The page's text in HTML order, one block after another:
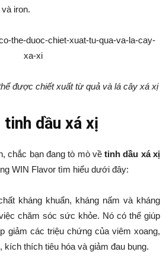
iron.
được chiết xuất từ quả và lá cây xá xị
dầu xá xị
chắc bạn đang tò mò vềtinh dầu xá xị
WIN Flavor tìm hiểu dưới đây:
kháng khuẩn, kháng nấm và kháng
chăm sóc sức khỏe. Nó có thể giúp
giảm các triệu chứng của viêm xoang,
kích thích tiêu hóa và giảm đau bụng.